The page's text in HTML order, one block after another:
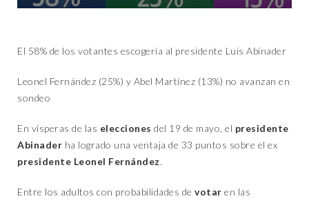
El 58% de los votantes escogería al presidente Luis Abinader
Leonel Fernández (25%) y Abel Martínez (13%) no avanzan en
sondeo
En vísperas de las elecciones del 19 de mayo, el presidente
Abinader ha logrado una ventaja de 33 puntos sobre el ex
presidente Leonel Fernández.
Entre los adultos con probabilidades de votar en las